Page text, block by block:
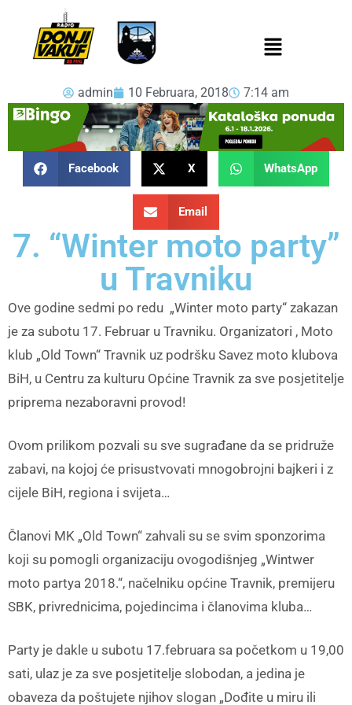
admin 10 Februara, 2018 7:14 am
Facebook X WhatsApp
Email
7. “Winter moto party”
u Travniku
Ove godine sedmi po redu „Winter moto party“ zakazan
je za subotu 17. Februar u Travniku. Organizatori , Moto
klub „Old Town“ Travnik uz podršku Savez moto klubova
BiH, u Centru za kulturu Općine Travnik za sve posjetitelje
priprema nezaboravni provod!
Ovom prilikom pozvali su sve sugrađane da se pridruže
zabavi, na kojoj će prisustvovati mnogobrojni bajkeri i z
cijele BiH, regiona i svijeta…
Članovi MK „Old Town“ zahvali su se svim sponzorima
koji su pomogli organizaciju ovogodišnjeg „Wintwer
moto partya 2018.“, načelniku općine Travnik, premijeru
SBK, privrednicima, pojedincima i članovima kluba…
Party je dakle u subotu 17.februara sa početkom u 19,00
sati, ulaz je za sve posjetitelje slobodan, a jedina je
obaveza da poštujete njihov slogan „Dođite u miru ili